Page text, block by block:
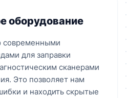
оборудование
для заправки
сканерами
Это позволяет нам
и находить скрытые